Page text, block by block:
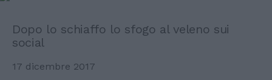
Dopo lo schiaffo lo sfogo al veleno sui
social
17 dicembre 2017